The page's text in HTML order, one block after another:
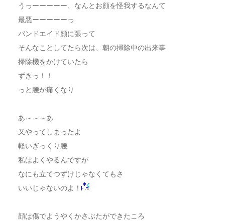
うっーーーーー、なんとお顔を怪我するなんて
最悪ーーーーーっ
バンドエイド顔に張って
そんなことしてたら次は、朝の掃除中の出来事
掃除機をかけていたら
ずきっ！！
っと腰が痛くなり
あ～～～あ
又やってしまったよ
軽いぎっくり腰
私はよくやるんですが
なにも立てつずけじゃなくてもさ
いいじゃないのよ！
顔は傷でようやくかさぶたができたころ